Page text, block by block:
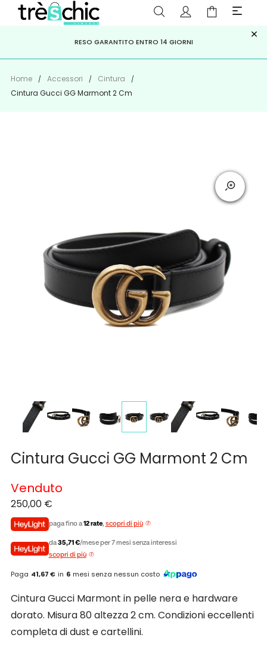
PAGA A RATE CONKLARNA,HEYLIGHT, APPAGO
ISCRIVITI ALLA NEWSLETTER PER NON PERDERE SCONTI E
OFFERTE IMPERDIBILI!
RESO GARANTITO ENTRO 14 GIORNI ×
Home Accessori
Cintura
Cintura Gucci GG Marmont 2 Cm
Cintura Gucci GG Marmont 2 Cm
250,00 €
paga fino a12 rate, scopri di più
da35,71 €/mese per 7 mesi senza interessi
scopri di più
Paga 41,67 € in 6 mesi senza nessun costo
Venduto
Cintura Gucci Marmont in pelle nera e hardware
dorato. Misura 80 altezza 2 cm. Condizioni eccellenti
completa di dust e cartellini.